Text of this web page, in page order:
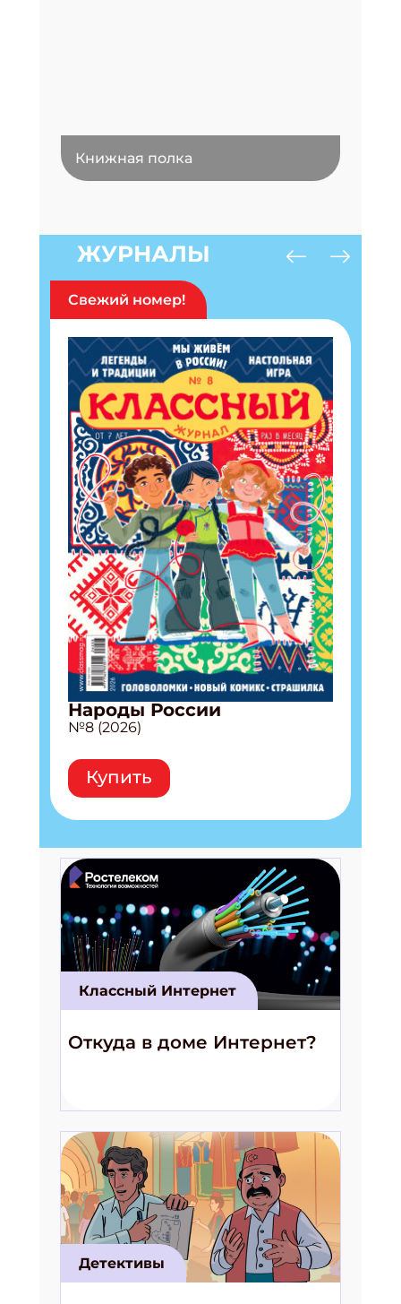
Книжная полка
ЖУРНАЛЫ
Свежий номер!
Народы России
№8 (2026)
Купить
Классный Интернет
Откуда в доме Интернет?
Детективы